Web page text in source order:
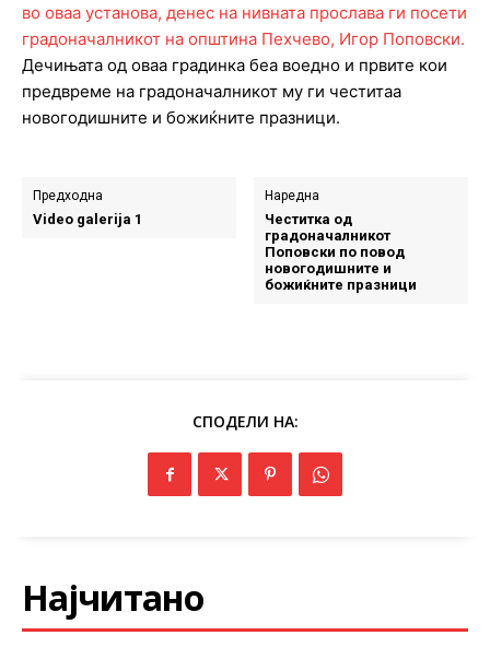
Дечињата од оваа градинка беа воедно и првите кои
предвреме на градоначалникот му ги честитаа
новогодишните и божиќните празници.
Предходна
Video galerija 1
Наредна
Честитка од
градоначалникот
Поповски по повод
новогодишните и
божиќните празници
СПОДЕЛИ НА:
Најчитано